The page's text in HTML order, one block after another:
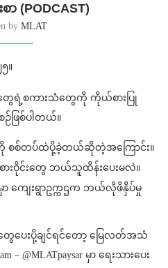
ာ (PODCAST)
by MLAT
။
ရဲ့စကားသံတွေကို ကိုယ်စားပြု
ဉ်ဖြစ်ပါတယ်။
စစ်တပ်ထဲပို့ခဲ့တယ်ဆိုတဲ့အကြောင်း။
ားဝိုင်းတွေ ဘယ်သူထိန်းပေးမလဲ။
ာ ကျေးရွာဥက္ကဌက ဘယ်လိုဖိနှိပ်မှု
ေပေးပို့ချင်ရင်တော့ မြေလတ်အသံ
– @MLATpaysar မှာ ရေးသားပေး